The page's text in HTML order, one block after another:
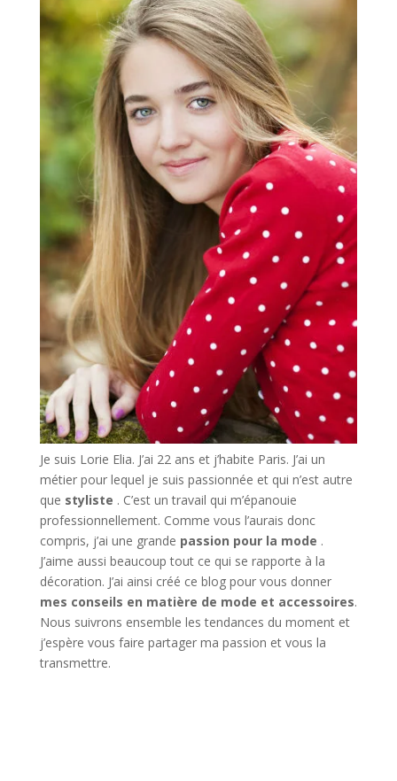
Je suis Lorie Elia. J’ai 22 ans et j’habite Paris. J’ai un
métier pour lequel je suis passionnée et qui n’est autre
que styliste . C’est un travail qui m’épanouie
professionnellement. Comme vous l’aurais donc
compris, j’ai une grande passion pour la mode .
J’aime aussi beaucoup tout ce qui se rapporte à la
décoration. J’ai ainsi créé ce blog pour vous donner
mes conseils en matière de mode et accessoires.
Nous suivrons ensemble les tendances du moment et
j’espère vous faire partager ma passion et vous la
transmettre.